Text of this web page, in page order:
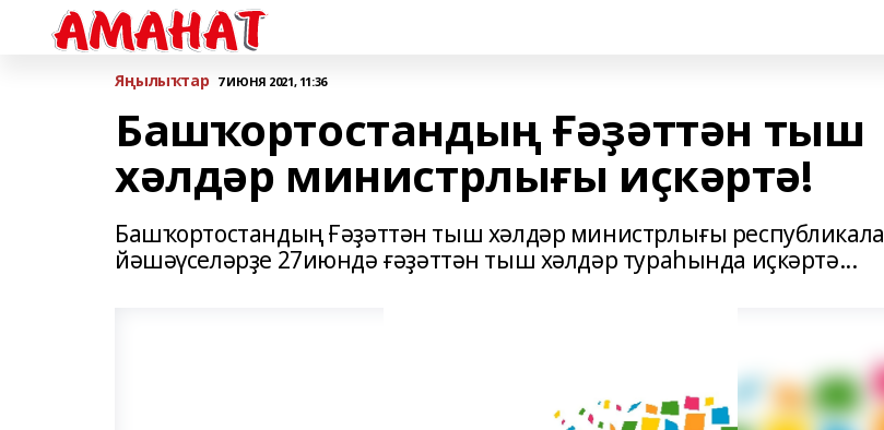
Яңылыҡтар 7 ИЮНЯ 2021, 11:36
Башҡортостандың Ғәҙәттән тыш
хәлдәр министрлығы иҫкәртә!
Башҡортостандың Ғәҙәттән тыш хәлдәр министрлығы республикала
йәшәүселәрҙе 27июндә ғәҙәттән тыш хәлдәр тураһында иҫкәртә...